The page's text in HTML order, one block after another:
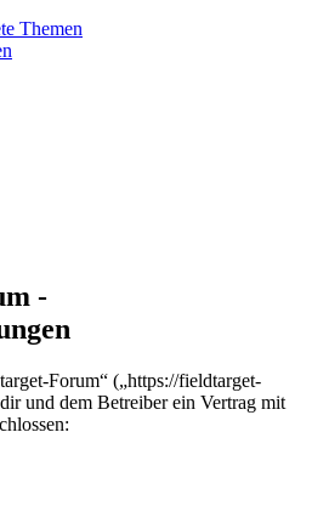
Themen
-
Forum“ („https://fieldtarget-
und dem Betreiber ein Vertrag mit